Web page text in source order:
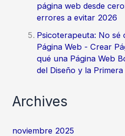
página web desde
errores a evitar 2026
Psicoterapeuta: No sé
Página Web - Crear
qué una Página Web
del Diseño y la
Archives
noviembre 2025